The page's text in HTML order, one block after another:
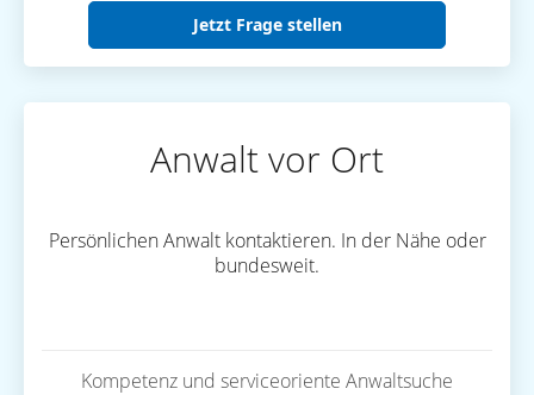
Jetzt Frage stellen
Anwalt vor Ort
Persönlichen Anwalt kontaktieren. In der Nähe oder
bundesweit.
Kompetenz und serviceoriente Anwaltsuche